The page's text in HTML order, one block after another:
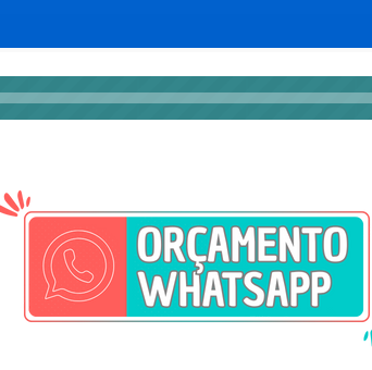
Tempo de leitura:2 minuto(s)